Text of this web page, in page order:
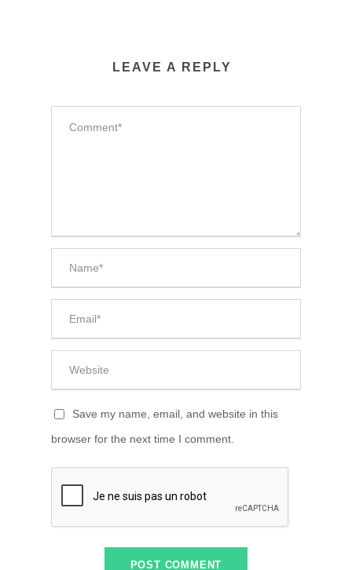
LEAVE A REPLY
Save my name, email, and website in this
browser for the next time I comment.